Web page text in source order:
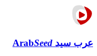
عرب سيد ArabSeed